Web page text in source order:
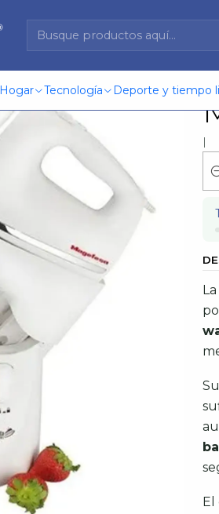
Hogar Tecnología Deporte y tiempo
|
La
Su
El